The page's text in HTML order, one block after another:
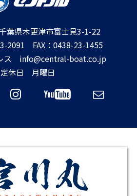
葉県木更津市富士見3-1-22
2091 FAX：0438-23-1455
ス info@central-boat.co.jp
定休日 月曜日